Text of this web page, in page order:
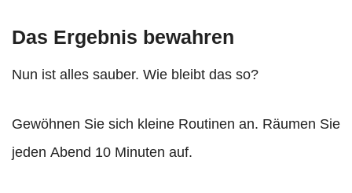
Das Ergebnis bewahren
Nun ist alles sauber. Wie bleibt das so?
Gewöhnen Sie sich kleine Routinen an. Räumen Sie
jeden Abend 10 Minuten auf.